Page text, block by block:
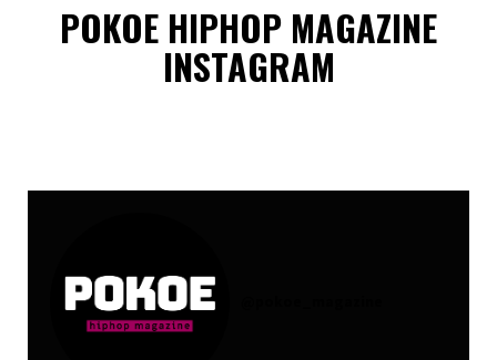
POKOE HIPHOP MAGAZINE
INSTAGRAM